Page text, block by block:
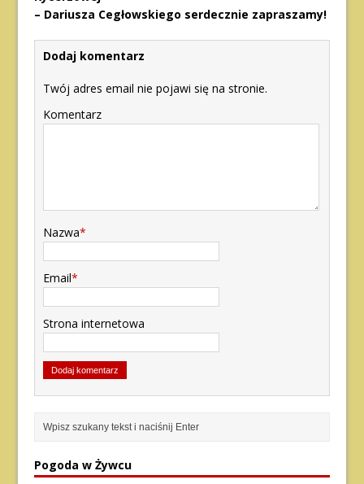
– Dariusza Cegłowskiego serdecznie zapraszamy!
Dodaj komentarz
Twój adres email nie pojawi się na stronie.
Komentarz
Nazwa*
Email*
Strona internetowa
Pogoda w Żywcu